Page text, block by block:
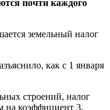
почти каждого
как с 1 января
строений, налог
на коэффициент 3.